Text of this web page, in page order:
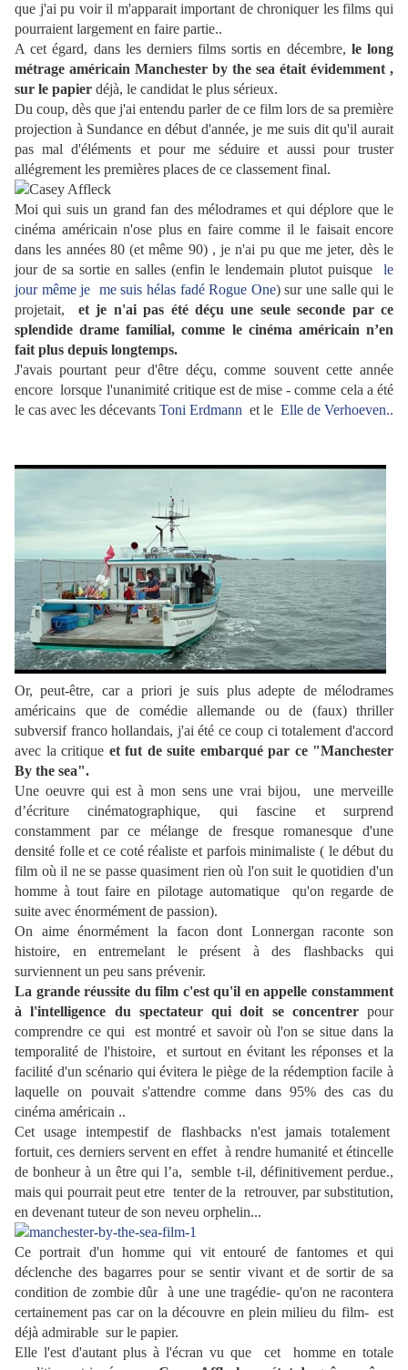
que j'ai pu voir il m'apparait important de chroniquer les films qui
pourraient largement en faire partie..
A cet égard, dans les derniers films sortis en décembre, le long
métrage américain Manchester by the sea était évidemment ,
sur le papier déjà, le candidat le plus sérieux.
Du coup, dès que j'ai entendu parler de ce film lors de sa première
projection à Sundance en début d'année, je me suis dit qu'il aurait
pas mal d'éléments et pour me séduire et aussi pour truster
allégrement les premières places de ce classement final.
Moi qui suis un grand fan des mélodrames et qui déplore que le
cinéma américain n'ose plus en faire comme il le faisait encore
dans les années 80 (et même 90) , je n'ai pu que me jeter, dès le
jour de sa sortie en salles (enfin le lendemain plutot puisque le
jour même je me suis hélas fadé Rogue One) sur une salle qui le
projetait,
et je n'ai pas été déçu une seule seconde par ce
splendide drame familial, comme le cinéma américain n’en
fait plus depuis longtemps.
J'avais pourtant peur d'être déçu, comme souvent cette année
encore lorsque l'unanimité critique est de mise - comme cela a été
le cas avec les décevants Toni Erdmann et le Elle de Verhoeven..
Or, peut-être, car a priori je suis plus adepte de mélodrames
américains que de comédie allemande ou de (faux) thriller
subversif franco hollandais, j'ai été ce coup ci totalement d'accord
avec la critique et fut de suite embarqué par ce "Manchester
By the sea".
Une oeuvre qui est à mon sens une vrai bijou, une merveille
d’écriture cinématographique, qui fascine et surprend
constamment par ce mélange de fresque romanesque d'une
densité folle et ce coté réaliste et parfois minimaliste ( le début du
film où il ne se passe quasiment rien où l'on suit le quotidien d'un
homme à tout faire en pilotage automatique qu'on regarde de
suite avec énormément de passion).
On aime énormément la facon dont Lonnergan raconte son
histoire, en entremelant le présent à des flashbacks qui
surviennent un peu sans prévenir.
La grande réussite du film c'est qu'il en appelle constamment
à l'intelligence du spectateur qui doit se concentrerpour
comprendre ce qui est montré et savoir où l'on se situe dans la
temporalité de l'histoire, et surtout en évitant les réponses et la
facilité d'un scénario qui évitera le piège de la rédemption facile à
laquelle on pouvait s'attendre comme dans 95% des cas du
cinéma américain ..
Cet usage intempestif de flashbacks n'est jamais totalement
fortuit, ces derniers servent en effet à rendre humanité et étincelle
de bonheur à un être qui l’a, semble t-il, définitivement perdue.,
mais qui pourrait peut etre tenter de la retrouver, par substitution,
en devenant tuteur de son neveu orphelin...
Ce portrait d'un homme qui vit entouré de fantomes et qui
déclenche des bagarres pour se sentir vivant et de sortir de sa
condition de zombie dûr à une une tragédie- qu'on ne racontera
certainement pas car on la découvre en plein milieu du film- est
déjà admirable sur le papier.
Elle l'est d'autant plus à l'écran vu que cet homme en totale